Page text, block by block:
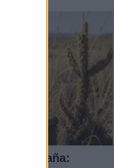
en España: